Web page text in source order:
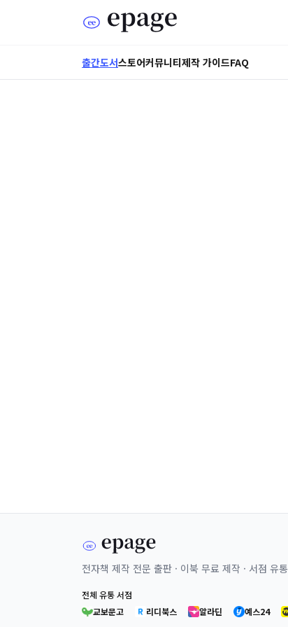
출간도서스토어커뮤니티제작 가이드FAQ
전자책 제작 전문 출판 · 이북 무료 제작 · 서점 유통
전체 유통 서점
교보문고
리디북스 알라딘 예스24